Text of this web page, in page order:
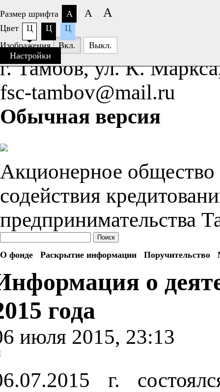
Размер шрифта А А А
Цвет Ц Ц
Ц
Изображения Вкл.
Выкл.
Настройки
+7 (4752)63-77-26
г. Тамбов, ул. К.
fsc-tambov@mail.ru
Обычная версия
Акционерное
содействия
предпринимательства
Поиск
О фонде Раскрытие информации Поручительство
о
года
июля 2015, 23:13
г.